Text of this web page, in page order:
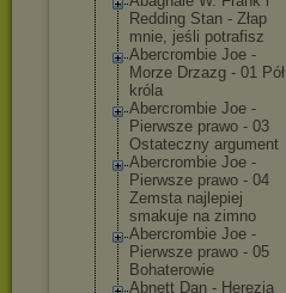
Redding Stan - Złap
mnie, jeśli potrafisz
Abercrombie Joe -
Morze Drzazg - 01 Pół
króla
Abercrombie Joe -
Pierwsze prawo - 03
Ostateczny argument
Abercrombie Joe -
Pierwsze prawo - 04
Zemsta najlepiej
smakuje na zimno
Abercrombie Joe -
Pierwsze prawo - 05
Bohaterowie
Abnett Dan - Herezja